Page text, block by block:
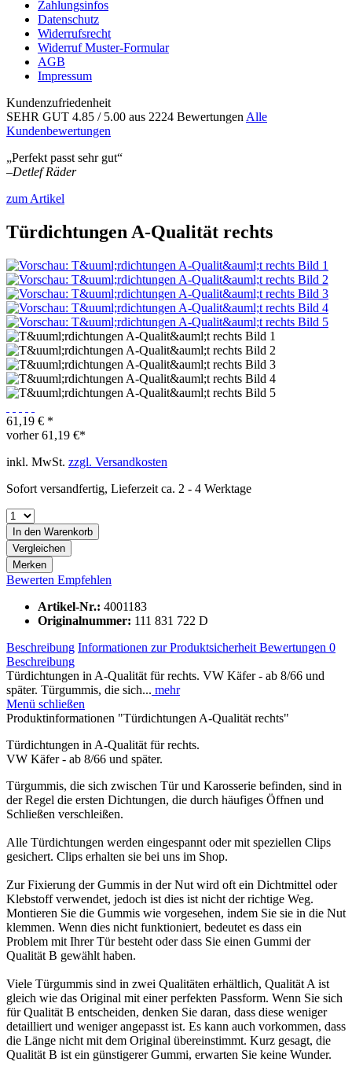
Zahlungsinfos
Datenschutz
Widerrufsrecht
Widerruf Muster-Formular
AGB
Impressum
Kundenzufriedenheit
SEHR GUT 4.85 / 5.00 aus 2224 Bewertungen Alle
Kundenbewertungen
„Perfekt passt sehr gut“
–Detlef Räder
zum Artikel
Türdichtungen A-Qualität rechts
61,19 € *
vorher61,19 €*
inkl. MwSt. zzgl. Versandkosten
Sofort versandfertig, Lieferzeit ca. 2 - 4 Werktage
In den Warenkorb
Vergleichen
Merken
Bewerten Empfehlen
Artikel-Nr.: 4001183
Originalnummer: 111 831 722 D
Beschreibung Informationen zur Produktsicherheit Bewertungen 0
Beschreibung
Türdichtungen in A-Qualität für rechts. VW Käfer - ab 8/66 und
später. Türgummis, die sich... mehr
Menü schließen
Produktinformationen "Türdichtungen A-Qualität rechts"
Türdichtungen in A-Qualität für rechts.
VW Käfer - ab 8/66 und später.
Türgummis, die sich zwischen Tür und Karosserie befinden, sind in
der Regel die ersten Dichtungen, die durch häufiges Öffnen und
Schließen verschleißen.
Alle Türdichtungen werden eingespannt oder mit speziellen Clips
gesichert. Clips erhalten sie bei uns im Shop.
Zur Fixierung der Gummis in der Nut wird oft ein Dichtmittel oder
Klebstoff verwendet, jedoch ist dies ist nicht der richtige Weg.
Montieren Sie die Gummis wie vorgesehen, indem Sie sie in die Nut
klemmen. Wenn dies nicht funktioniert, bedeutet es dass ein
Problem mit Ihrer Tür besteht oder dass Sie einen Gummi der
Qualität B gewählt haben.
Viele Türgummis sind in zwei Qualitäten erhältlich, Qualität A ist
gleich wie das Original mit einer perfekten Passform. Wenn Sie sich
für Qualität B entscheiden, denken Sie daran, dass diese weniger
detailliert und weniger angepasst ist. Es kann auch vorkommen, dass
die Länge nicht mit dem Original übereinstimmt. Kurz gesagt, die
Qualität B ist ein günstigerer Gummi, erwarten Sie keine Wunder.